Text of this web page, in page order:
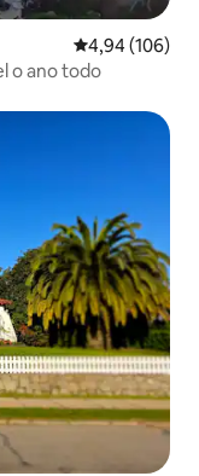
4,94 de uma
4,94 (106)
o ano todo